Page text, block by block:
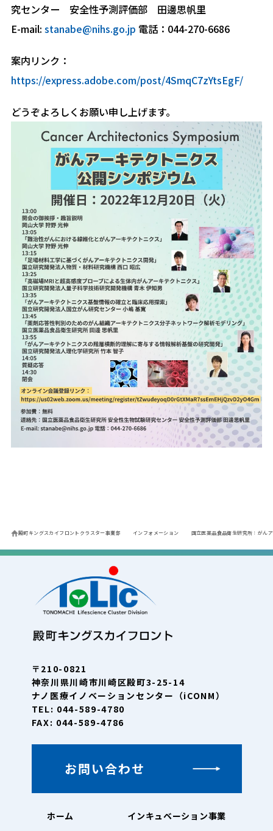
究センター 安全性予測評価部 田邊思帆里
E-mail: stanabe@nihs.go.jp 電話：044-270-6686
案内リンク：
https://express.adobe.com/post/4SmqC7zYtsEgF/
どうぞよろしくお願い申し上げます。
殿町キングスカイフロントクラスター事業部 インフォメーション 国立医薬品食品衛生研究所：がん
〒210-0821
神奈川県川崎市川崎区殿町3-25-14
ナノ医療イノベーションセンター（iCONM）
TEL: 044-589-4780
FAX: 044-589-4786
お問い合わせ
ホーム インキュベーション事業